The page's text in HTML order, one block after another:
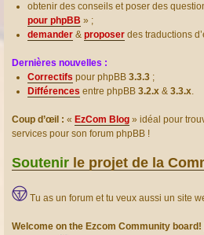
obtenir des conseils et poser des
pour phpBB » ;
demander & proposer des traductions
Dernières nouvelles :
Correctifs pour phpBB 3.3.3 ;
Différences entre phpBB 3.2.x & 3.3.x.
Coup d’œil : « EzCom Blog » idéal pour
services pour son forum phpBB !
Soutenir le projet de la
Tu as un forum et tu veux aussi un site
Welcome on the Ezcom Community board!